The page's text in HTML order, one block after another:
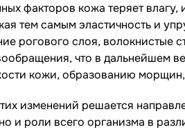
факторов кожа теряет
тем самым эластичность и
рогового слоя, волокнистые
что в дальнейшем
кожи, образованию
изменений решается
и роли всего организма в